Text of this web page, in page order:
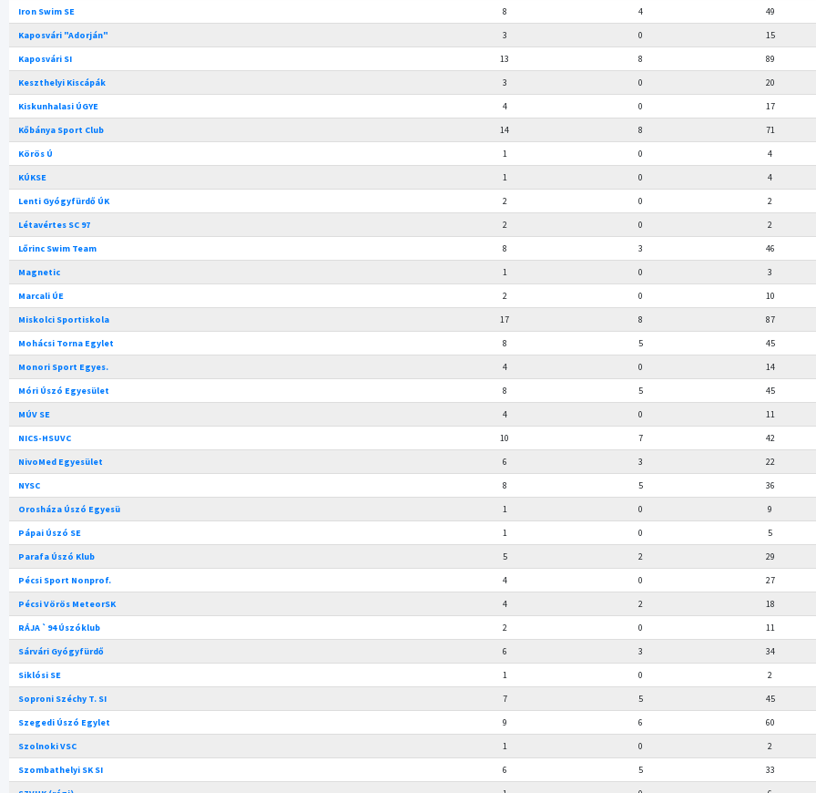
Iron Swim SE
8 4 49
Kaposvári "Adorján"
3 0 15
Kaposvári SI
13 8 89
Keszthelyi Kiscápák
3 0 20
Kiskunhalasi ÚGYE
4 0 17
Kőbánya Sport Club
14 8 71
Körös Ú
1 0 4
KÚKSE
1 0
4
Lenti Gyógyfürdő ÚK
2 0
2
Létavértes SC 97
2 0 2
Lőrinc Swim Team
8 3 46
Magnetic
1 0 3
Marcali ÚE
2 0 10
Miskolci Sportiskola
17 8 87
Mohácsi Torna Egylet
8 5 45
Monori Sport Egyes.
4 0
14
Móri Úszó Egyesület
8 5 45
MÚV SE
4 0 11
NICS-HSUVC
10 7 42
NivoMed Egyesület
6 3
22
NYSC
8 5 36
Orosháza Úszó Egyesü
1 0 9
Pápai Úszó SE
1 0 5
Parafa Úszó Klub
5 2 29
Pécsi Sport Nonprof.
4 0 27
Pécsi Vörös MeteorSK
4 2
18
RÁJA `94 Úszóklub
2 0 11
Sárvári Gyógyfürdő
6 3 34
Siklósi SE
1 0 2
Soproni Széchy T. SI
7 5 45
Szegedi Úszó Egylet
9 6 60
Szolnoki VSC
1 0
2
Szombathelyi SK SI
6 5 33